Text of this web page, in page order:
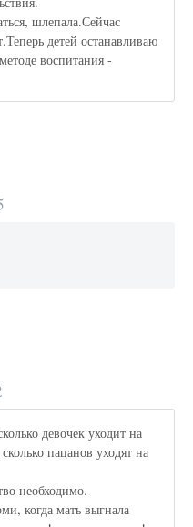
шлепала.Сейчас
детей останавливаю
воспитания -
девочек уходит на
пацанов уходят на
необходимо.
когда мать выгнала